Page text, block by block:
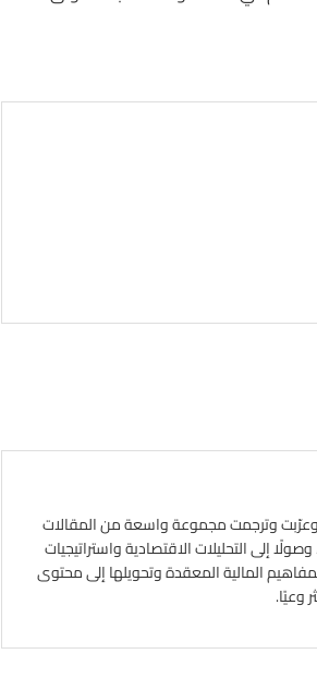
كتبت وعرّبت وترجمت مجموعة واسعة من المقالات
إلى التحليلات الاقتصادية واستراتيجيات
المالية المعقدة وتحويلها إلى محتوى
وعيًا.